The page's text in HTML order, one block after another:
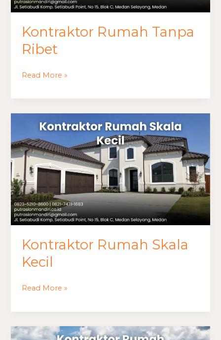
Kontraktor Rumah Tanpa
Ribet
Read More »
Kontraktor Rumah Skala
Kecil
Rumah
Skala
Kecil
Read More »
Kontraktor